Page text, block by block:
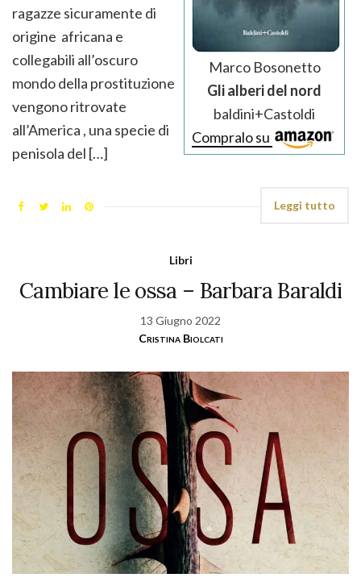
Marco Bosonetto
Gli alberi del nord
baldini+Castoldi
Compralo su
ragazze sicuramente di
origine africana e
collegabili all’oscuro
mondo della prostituzione
vengono ritrovate
all’America , una specie di
penisola del […]
Leggi tutto
Libri
Cambiare le ossa – Barbara Baraldi
13 Giugno 2022
Cristina Biolcati